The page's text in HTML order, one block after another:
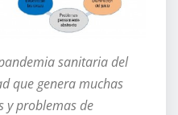
sanitaria del
que genera muchas
y problemas de